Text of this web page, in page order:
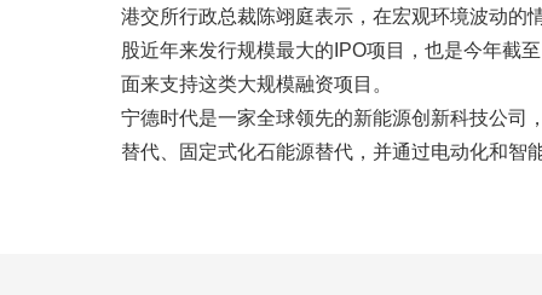
港交所行政总裁陈翊庭表示，在宏观环境波动的
股近年来发行规模最大的IPO项目，也是今年截
面来支持这类大规模融资项目。
宁德时代是一家全球领先的新能源创新科技公司
替代、固定式化石能源替代，并通过电动化和智